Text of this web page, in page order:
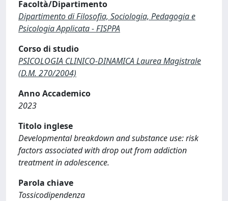
Facoltà/Dipartimento
Dipartimento di Filosofia, Sociologia, Pedagogia e
Psicologia Applicata - FISPPA
Corso di studio
PSICOLOGIA CLINICO-DINAMICA Laurea Magistrale
(D.M. 270/2004)
Anno Accademico
2023
Titolo inglese
Developmental breakdown and substance use: risk
factors associated with drop out from addiction
treatment in adolescence.
Parola chiave
Tossicodipendenza